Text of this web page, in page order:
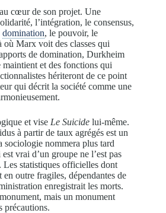
cœur de son projet. Une
l’intégration, le consensus,
domination, le pouvoir, le
où Marx voit des classes qui
de domination, Durkheim
et des fonctions qui
hériteront de ce point
qui décrit la société comme une
et vise Le Suicide lui-même.
à partir de taux agrégés est un
sociologie nommera plus tard
vrai d’un groupe ne l’est pas
Les statistiques officielles dont
outre fragiles, dépendantes de
enregistrait les morts.
mais un monument
précautions.